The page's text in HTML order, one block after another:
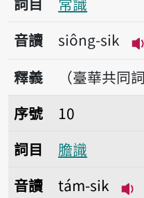
音讀
siông-sik
釋義
（臺華共同
序號10膽識
序號
10
詞目
膽識
音讀
tám-sik